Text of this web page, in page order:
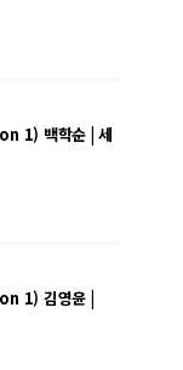
1) 백학순 | 세
1) 김영윤 |